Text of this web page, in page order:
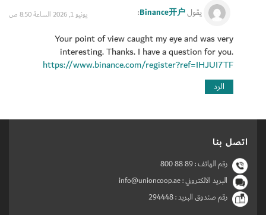
مجموعة من اللاعبين العالميين. تُعد هذه البطولة من
أبرز بطولات رابطة محترفي التنس، ورابطة
محترفات كرة التنس والتي يشارك فيها أبرز اللاعبين
مثل رافاييل نادال، ونوفاك دجوكوفيك، وفينوس
وليامز.
الموقع: ملعب دبي للتنس
يقولBinance开户
: يونيو 1, 2026 الساعة 8:50 ص
Your point of view caught my eye and was very
interesting. Thanks. I have a question for you.
https://www.binance.com/register?ref=IHJUI7TF
الرد
اتصل بنا
رقم الهاتف :800 88 89
البريد الالكتروني : info@unioncoop.ae
رقم صندوق البريد :294448